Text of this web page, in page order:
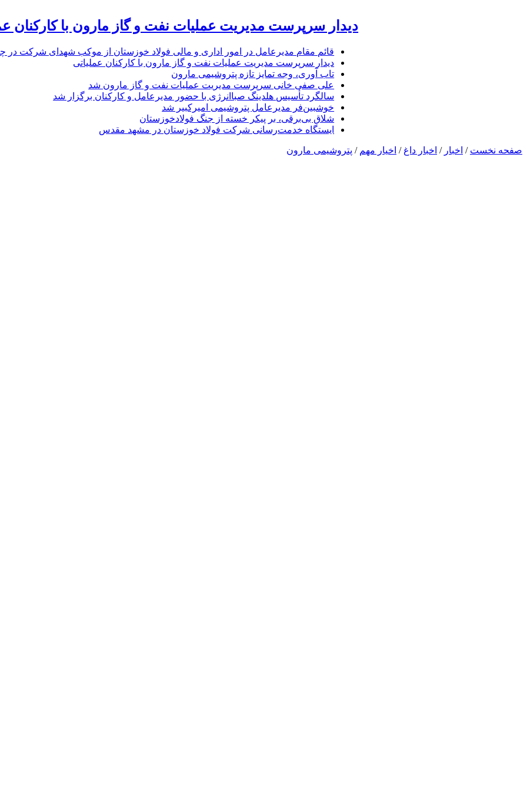
دیدار سرپرست مدیریت عملیات نفت و گاز مارون با کارکنان
قائم مقام مدیرعامل در امور اداری و مالی فولاد خوزستان از موکب شهدای شرکت در
دیدار سرپرست مدیریت عملیات نفت و گاز مارون با کارکنان عملیاتی
تاب آوری، وجه تمایز تازه پتروشیمی مارون
علی صفی خانی سرپرست مدیریت عملیات نفت و گاز مارون شد
سالگرد تأسیس هلدینگ صباانرژی با حضور مدیرعامل و کارکنان برگزار شد
خوشبین‌فر مدیرعامل پتروشیمی امیرکبیر شد
شلاق‌ بی‌برقی، بر پیکر خسته‌ از جنگ فولادخوزستان
ایستگاه خدمت‌رسانی شرکت فولاد خوزستان در مشهد مقدس
صفحه نخست / اخبار / اخبار داغ / اخیار مهم / پتروشیمی مارون